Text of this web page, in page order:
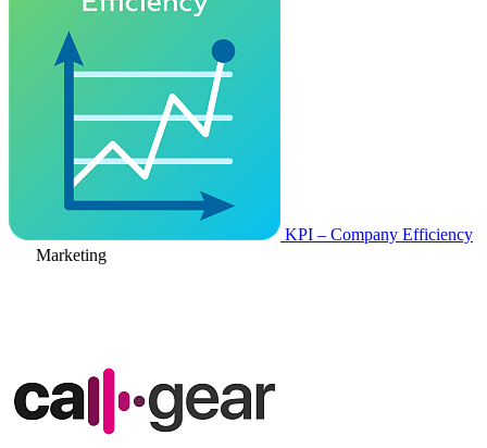
KPI – Company Efficiency
Marketing